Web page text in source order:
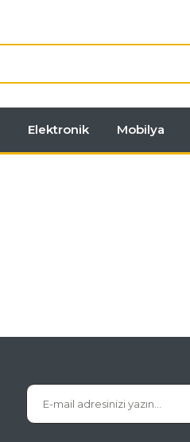
Elektronik Mobilya